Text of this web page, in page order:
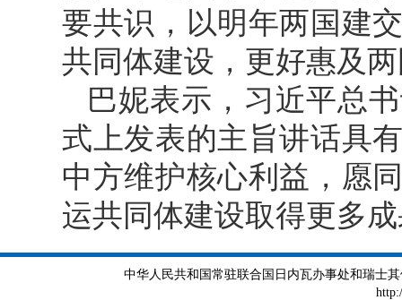
要共识，以明年两国建
共同体建设，更好惠及
巴妮表示，习近平总
式上发表的主旨讲话具
中方维护核心利益，愿
运共同体建设取得更多
中华人民共和国常驻联合国日内瓦办事处和瑞士